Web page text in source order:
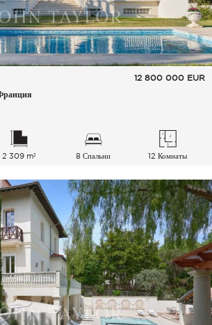
12 800 000 EUR
2 309 m² 8 Спальни 12 Комнаты